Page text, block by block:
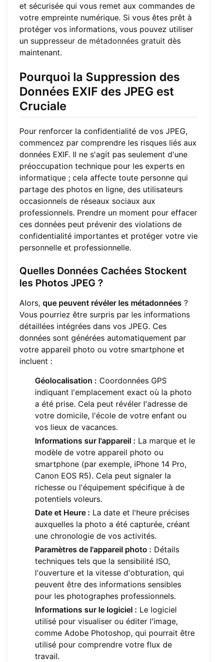
et sécurisée qui vous remet aux commandes de
votre empreinte numérique. Si vous êtes prêt à
protéger vos informations, vous pouvez utiliser
un suppresseur de métadonnées gratuit dès
maintenant.
Pourquoi la Suppression des
Données EXIF des JPEG est
Cruciale
Pour renforcer la confidentialité de vos JPEG,
commencez par comprendre les risques liés aux
données EXIF. Il ne s'agit pas seulement d'une
préoccupation technique pour les experts en
informatique ; cela affecte toute personne qui
partage des photos en ligne, des utilisateurs
occasionnels de réseaux sociaux aux
professionnels. Prendre un moment pour effacer
ces données peut prévenir des violations de
confidentialité importantes et protéger votre vie
personnelle et professionnelle.
Quelles Données Cachées Stockent
les Photos JPEG ?
Alors, que peuvent révéler les métadonnées ?
Vous pourriez être surpris par les informations
détaillées intégrées dans vos JPEG. Ces
données sont générées automatiquement par
votre appareil photo ou votre smartphone et
incluent :
Géolocalisation : Coordonnées GPS
indiquant l'emplacement exact où la photo
a été prise. Cela peut révéler l'adresse de
votre domicile, l'école de votre enfant ou
vos lieux de vacances.
Informations sur l'appareil : La marque et le
modèle de votre appareil photo ou
smartphone (par exemple, iPhone 14 Pro,
Canon EOS R5). Cela peut signaler la
richesse ou l'équipement spécifique à de
potentiels voleurs.
Date et Heure : La date et l'heure précises
auxquelles la photo a été capturée, créant
une chronologie de vos activités.
Paramètres de l'appareil photo : Détails
techniques tels que la sensibilité ISO,
l'ouverture et la vitesse d'obturation, qui
peuvent être des informations sensibles
pour les photographes professionnels.
Informations sur le logiciel : Le logiciel
utilisé pour visualiser ou éditer l'image,
comme Adobe Photoshop, qui pourrait être
utilisé pour comprendre votre flux de
travail.